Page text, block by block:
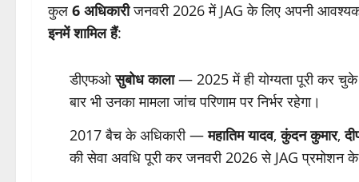
कुल 6 अधिकारीजनवरी 2026 में JAG के लिए अपनी
इनमें शामिल हैं:
डीएफओसुबोध काला— 2025 में ही योग्यता पूरी कर चुके
बार भी उनका मामला जांच परिणाम पर निर्भर रहेगा।
2017 बैच के अधिकारी —महातिम यादव,कुंदन कुमार,
की सेवा अवधि पूरी कर जनवरी 2026 से JAG प्रमोशन के